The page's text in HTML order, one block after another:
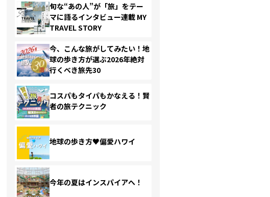
旬な“あの人”が「旅」をテー
マに語るインタビュー連載 MY
TRAVEL STORY
今、こんな旅がしてみたい！地
球の歩き方が選ぶ2026年絶対
行くべき旅先30
コスパもタイパもかなえる！賢
者の旅テクニック
地球の歩き方♥偏愛ハワイ
今年の夏はインスパイアへ！